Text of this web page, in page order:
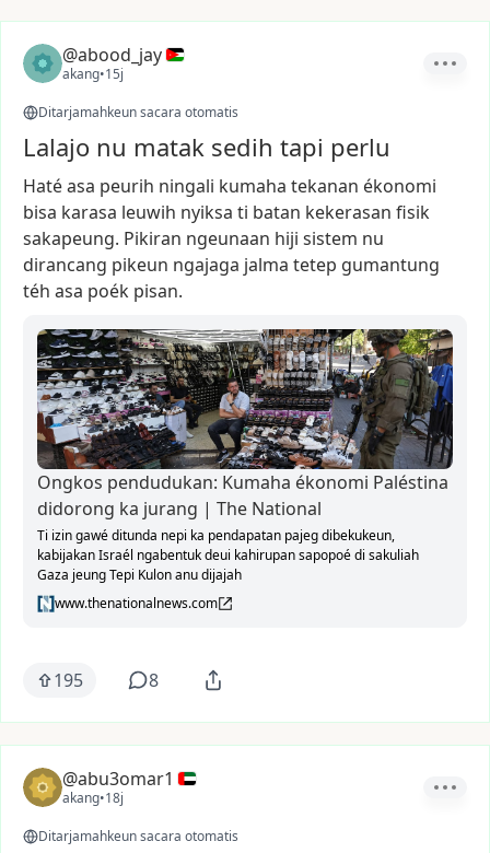
@abood_jay
akang•15j
Ditarjamahkeun sacara otomatis
Lalajo nu matak sedih tapi perlu
Hatéasa peurih ningali kumaha tekanan ékonomi
bisa karasa leuwih nyiksa ti batan kekerasan fisik
sakapeung. Pikiran ngeunaan hiji sistem nu
dirancang pikeun ngajaga jalma tetep gumantung
téh asa poék pisan.
Ongkos pendudukan: Kumaha ékonomi Paléstina
didorong ka jurang | The National
Ti izin gawé ditunda nepi ka pendapatan pajeg dibekukeun,
kabijakan Israél ngabentuk deui kahirupan sapopoé di sakuliah
Gaza jeung Tepi Kulon anu dijajah
www.thenationalnews.com
195 8
@abu3omar1
akang•18j
Ditarjamahkeun sacara otomatis